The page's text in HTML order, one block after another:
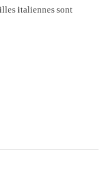
italiennes sont